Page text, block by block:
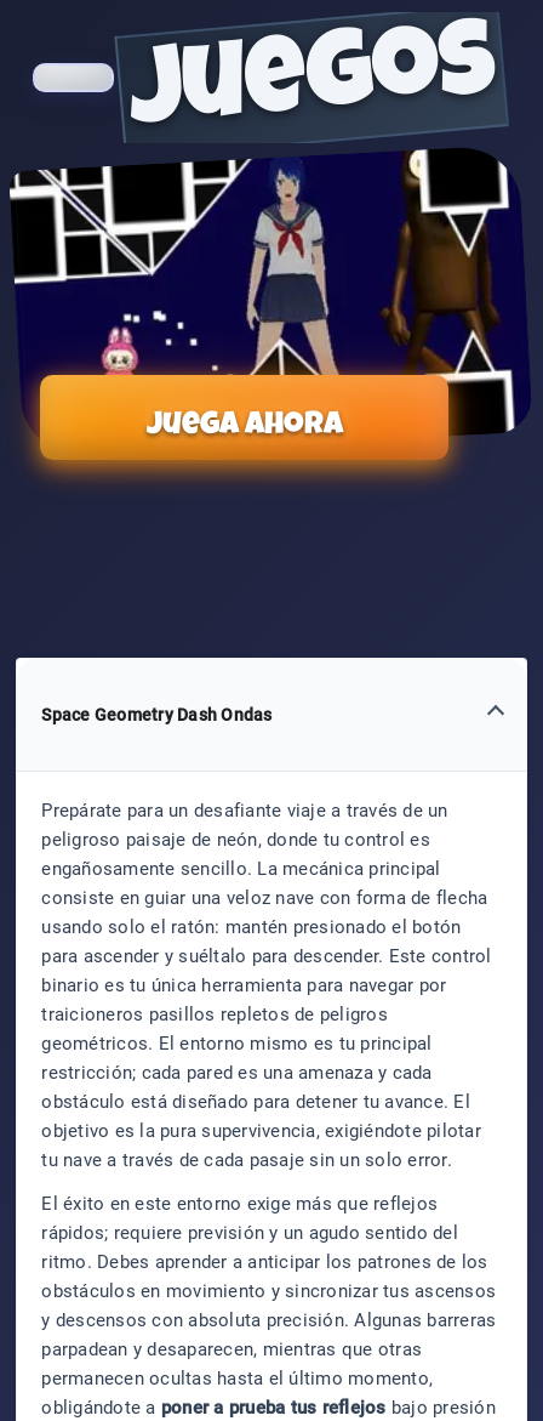
juegos
Juega ahora
Space Geometry Dash Ondas
Prepárate para un desafiante viaje a través de un
peligroso paisaje de neón, donde tu control es
engañosamente sencillo. La mecánica principal
consiste en guiar una veloz nave con forma de flecha
usando solo el ratón: mantén presionado el botón
para ascender y suéltalo para descender. Este control
binario es tu única herramienta para navegar por
traicioneros pasillos repletos de peligros
geométricos. El entorno mismo es tu principal
restricción; cada pared es una amenaza y cada
obstáculo está diseñado para detener tu avance. El
objetivo es la pura supervivencia, exigiéndote pilotar
tu nave a través de cada pasaje sin un solo error.
El éxito en este entorno exige más que reflejos
rápidos; requiere previsión y un agudo sentido del
ritmo. Debes aprender a anticipar los patrones de los
obstáculos en movimiento y sincronizar tus ascensos
y descensos con absoluta precisión. Algunas barreras
parpadean y desaparecen, mientras que otras
permanecen ocultas hasta el último momento,
obligándote a poner a prueba tus reflejos bajo presión